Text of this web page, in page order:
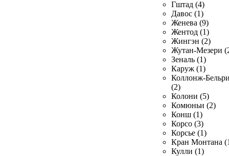
Гштад (4)
Давос (1)
Женева (9)
Жентод (1)
Жингэн (2)
Жутан-Мезери
Зеналь (1)
Каруж (1)
Коллонж-
(2)
Колони (5)
Комюньи (2)
Конш (1)
Корсо (3)
Корсье (1)
Кран Монтана
Кулли (1)